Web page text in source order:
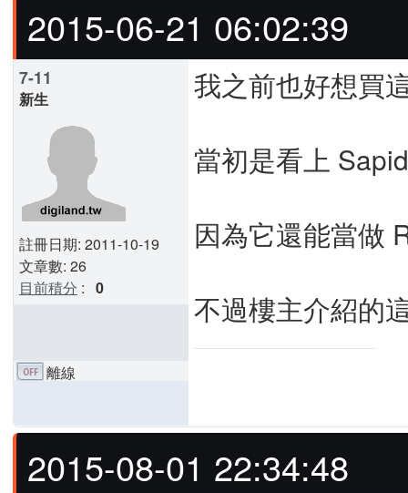
2015-06-21 06:02:39
7-11
新生
註冊日期: 2011-10-19
文章數: 26
目前積分 : 0
我之前也好想買
當初是看上
因為它還能當做
不過樓主介紹的
離線
2015-08-01 22:34:48